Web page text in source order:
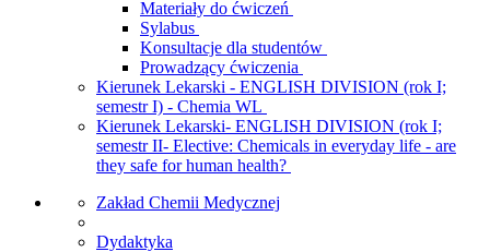
Materiały do ćwiczeń
Sylabus
Konsultacje dla studentów
Prowadzący ćwiczenia
Kierunek Lekarski - ENGLISH DIVISION (rok I;
semestr I) - Chemia WL
Kierunek Lekarski- ENGLISH DIVISION (rok I;
semestr II- Elective: Chemicals in everyday life - are
they safe for human health?
Zakład Chemii Medycznej
Dydaktyka